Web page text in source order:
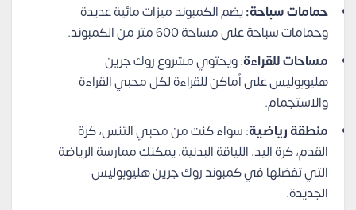
حمامات سباحة:يضم الكمبوند ميزات مائية عديدة
وحمامات سباحة على مساحة 600 متر من الكمبوند.
مساحات للقراءة: ويحتوي مشروع روك جرين
هليوبوليس على أماكن للقراءة لكل محبي القراءة
والاستجمام.
منطقة رياضية: سواء كنت من محبي التنس، كرة
القدم، كرة اليد، اللياقة البدنية، يمكنك ممارسة الرياضة
التي تفضلها في كمبوند روك جرين هليوبوليس
الجديدة.